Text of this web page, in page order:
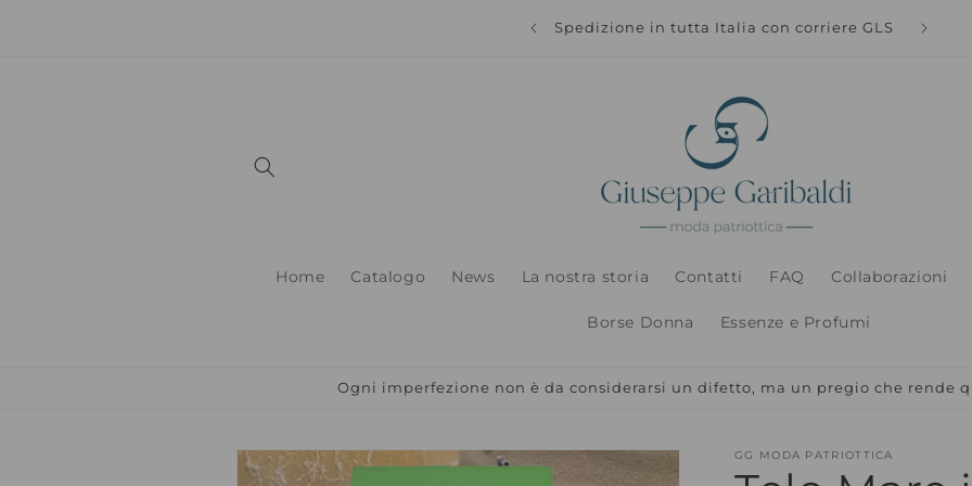
Spedizione in tutta Italia con corriere GLS
Home Catalogo News La nostra storia Contatti FAQ Collaborazioni
Borse Donna Essenze e Profumi
Ogni imperfezione non è da considerarsi un difetto, ma un pregio che rende
Passa alle
informazioni
GG MODA PATRIOTTICA